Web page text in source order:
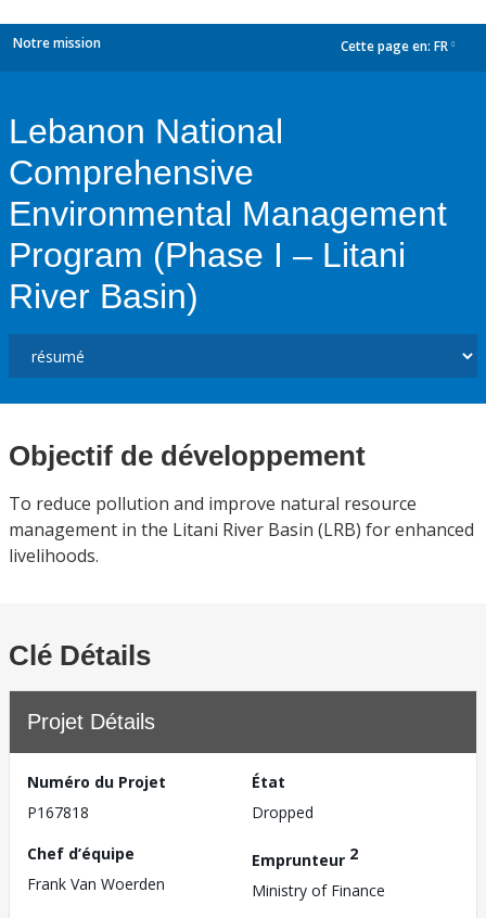
Notre mission Cette page en: FR
Lebanon National
Comprehensive
Environmental Management
Program (Phase I – Litani
River Basin)
Objectif de développement
To reduce pollution and improve natural resource
management in the Litani River Basin (LRB) for enhanced
livelihoods.
Clé Détails
Projet Détails
Numéro du Projet
P167818
État
Dropped
Chef d’équipe
Frank Van Woerden
Emprunteur 2
Ministry of Finance